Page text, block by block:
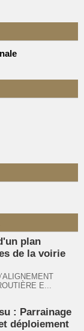
plan
de la voirie
E...
: Parrainage
déploiement